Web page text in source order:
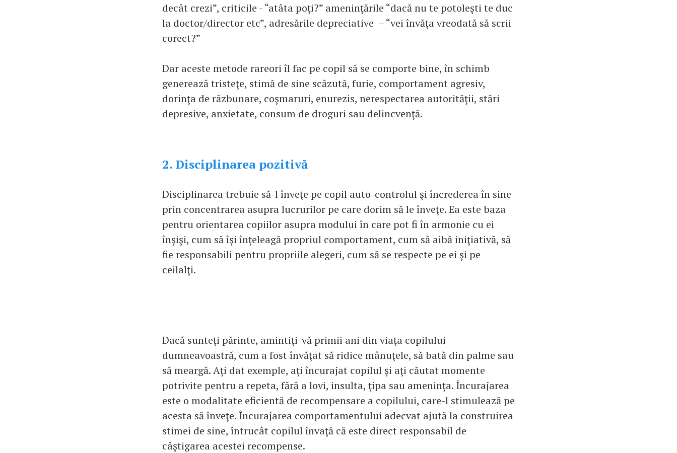
decât crezi”, criticile - “atâta poţi?” ameninţările “dacă nu te potoleşti te duc
la doctor/director etc”, adresările depreciative – “vei învăţa vreodată să scrii
corect?”
Dar aceste metode rareori îl fac pe copil să se comporte bine, în schimb
generează tristeţe, stimă de sine scăzută, furie, comportament agresiv,
dorinţa de răzbunare, coşmaruri, enurezis, nerespectarea autorităţii, stări
depresive, anxietate, consum de droguri sau delincvenţă.
2. Disciplinarea pozitivă
Disciplinarea trebuie să-l înveţe pe copil auto-controlul şi încrederea în sine
prin concentrarea asupra lucrurilor pe care dorim să le înveţe. Ea este baza
pentru orientarea copiilor asupra modului în care pot fi în armonie cu ei
înşişi, cum să îşi înţeleagă propriul comportament, cum să aibă iniţiativă, să
fie responsabili pentru propriile alegeri, cum să se respecte pe ei şi pe
ceilalţi.
Dacă sunteţi părinte, amintiţi-vă primii ani din viaţa copilului
dumneavoastră, cum a fost învăţat să ridice mânuţele, să bată din palme sau
să meargă. Aţi dat exemple, aţi încurajat copilul şi aţi căutat momente
potrivite pentru a repeta, fără a lovi, insulta, ţipa sau ameninţa. Încurajarea
este o modalitate eficientă de recompensare a copilului, care-l stimulează pe
acesta să înveţe. Încurajarea comportamentului adecvat ajută la construirea
stimei de sine, întrucât copilul învaţă că este direct responsabil de
câştigarea acestei recompense.